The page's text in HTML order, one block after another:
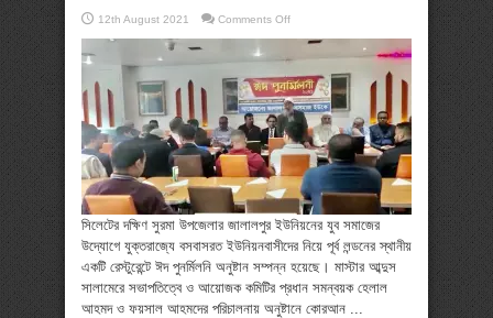
12th August 2021 Comments Offon
যুবসমাজের
পুনর্মিলনী
অনুষ্টিত
সিলেটের দক্ষিণ সুরমা উপজেলার জালালপুর ইউনিয়নের যুব সমাজের
উদ্যোগে যুক্তরাজ্যে বসবাসরত ইউনিয়নবাসীদের নিয়ে পূর্ব লন্ডনের স্থানীয়
একটি রেস্টুরেন্টে ঈদ পুনর্মিলনি অনুষ্টান সম্পন্ন হয়েছে। মাস্টার আব্দুস
সালামেরে সভাপতিত্বে ও আয়োজক কমিটির প্রধান সমন্বয়ক হেলাল
আহমদ ও ফয়সাল আহমদের পরিচালনায় অনুষ্টানে কোরআন ...